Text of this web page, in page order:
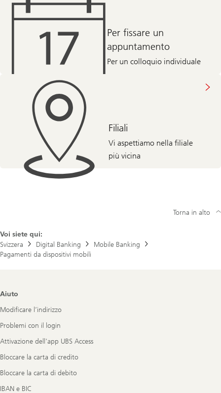
Per fissare un
appuntamento
Per un colloquio individuale
Filiali
Vi aspettiamo nella filiale
più vicina
Voi siete qui:
Svizzera
Digital Banking
Mobile Banking
Pagamenti da dispositivi mobili
Torna in alto
Footer
Aiuto
Modificare l’indirizzo
Problemi con il login
Attivazione dell'app UBS Access
Bloccare la carta di credito
Bloccare la carta di debito
IBAN e BIC